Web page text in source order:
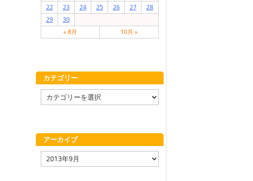
22
23 24 25 26 27
28
29
30
« 8月
10月 »
カテゴリー
テ
ー
アーカイブ
ア
ー